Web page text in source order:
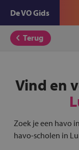
De VO Gids
Terug
Vind en
Zoek je een havo
havo-scholen in